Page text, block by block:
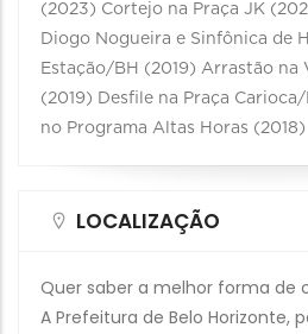
(2023) Cortejo na Praça JK
Diogo Nogueira e Sinfônica de
Estação/BH (2019) Arrastão na
(2019) Desfile na Praça
no Programa Altas Horas (2018)
LOCALIZAÇÃO
Quer saber a melhor forma de
A Prefeitura de Belo Horizonte,